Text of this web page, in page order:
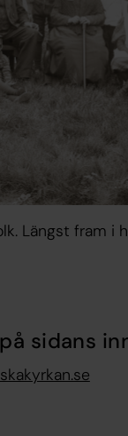
Längst fram i
sidans